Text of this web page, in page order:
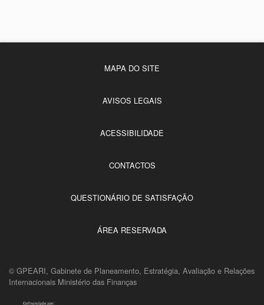
MAPA DO SITE
AVISOS LEGAIS
ACESSIBILIDADE
CONTACTOS
QUESTIONÁRIO DE SATISFAÇÃO
ÁREA RESERVADA
© GPEARI, Gabinete de Planeamento, Estratégia, Avaliação e Relações
Internacionais Ministério das Finanças